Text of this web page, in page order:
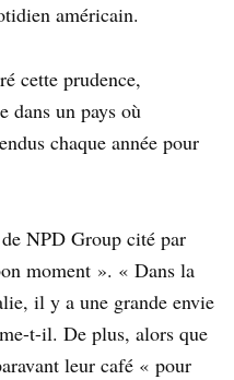
américain.
cette prudence,
dans un pays où
chaque année pour
NPD Group cité par
moment ». « Dans la
il y a une grande envie
t-il. De plus, alors que
leur café « pour